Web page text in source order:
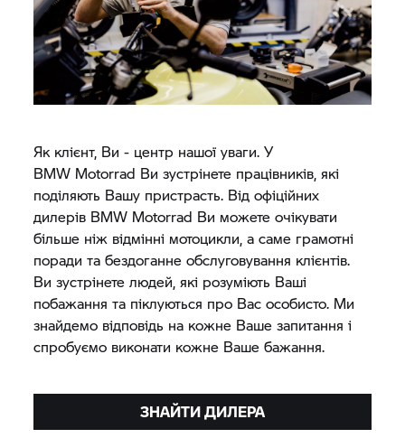
Як клієнт, Ви - центр нашої уваги. У
BMW Motorrad Ви зустрінете працівників, які
поділяють Вашу пристрасть. Від офіційних
дилерів BMW Motorrad Ви можете очікувати
більше ніж відмінні мотоцикли, а саме грамотні
поради та бездоганне обслуговування клієнтів.
Ви зустрінете людей, які розуміють Ваші
побажання та піклуються про Вас особисто. Ми
знайдемо відповідь на кожне Ваше запитання і
спробуємо виконати кожне Ваше бажання.
ЗНАЙТИ ДИЛЕРА